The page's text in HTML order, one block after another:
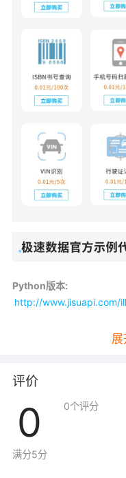
Python版本:
http://www.jisuapi.com/
评价
0
满分5分
0个评分